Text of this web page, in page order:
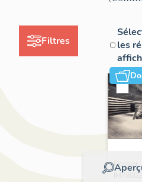
Filtres
les
Dossier